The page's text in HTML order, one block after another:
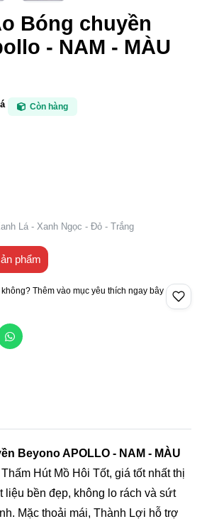
Bóng chuyền
- NAM - MÀU
Còn hàng
Lá - Xanh Ngọc - Đỏ - Trắng
phẩm
Thêm vào mục yêu thích ngay bây
Beyono APOLLO - NAM - MÀU
Hút Mồ Hôi Tốt, giá tốt nhất thị
liệu bền đẹp, không lo rách và sứt
Mặc thoải mái, Thành Lợi hỗ trợ